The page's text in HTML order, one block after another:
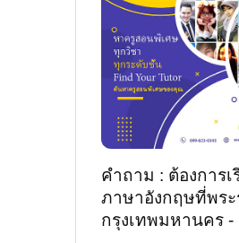
คำถาม : ต้องการเ
ภาษาอังกฤษที่พระ
กรุงเทพมหานคร -